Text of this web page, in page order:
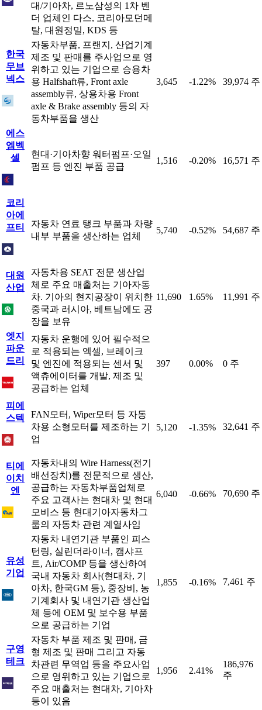
대/기아차, 르노삼성의 1차 벤
더 업체인 다스, 코리아모던메
탈, 대원정밀, KDS 등
한국
무브
넥스
자동차부품, 프랜지, 산업기계
제조 및 판매를 주사업으로 영
위하고 있는 기업으로 승용차
용 Halfshaft류, Front axle
assembly류, 상용차용 Front
axle & Brake assembly 등의 자
동차부품을 생산
3,645 -1.22% 39,974 주
에스
엠벡
셀
현대·기아차향 워터펌프·오일
펌프 등 엔진 부품 공급
1,516 -0.20% 16,571 주
코리
아에
프티
자동차 연료 탱크 부품과 차량
내부 부품을 생산하는 업체
5,740 -0.52% 54,687 주
대원
산업
자동차용 SEAT 전문 생산업
체로 주요 매출처는 기아자동
차. 기아의 현지공장이 위치한
중국과 러시아, 베트남에도 공
장을 보유
11,690 1.65% 11,991 주
엣지
파운
드리
자동차 운행에 있어 필수적으
로 적용되는 엑셀, 브레이크
및 엔진에 적용되는 센서 및
액츄에이터를 개발, 제조 및
공급하는 업체
397 0.00% 0 주
피에
스텍
FAN모터, Wiper모터 등 자동
차용 소형모터를 제조하는 기
업
5,120 -1.35% 32,641 주
티에
이치
엔
자동차내의 Wire Harness(전기
배선장치)를 전문적으로 생산,
공급하는 자동차부품업체로
주요 고객사는 현대차 및 현대
모비스 등 현대기아자동차그
룹의 자동차 관련 계열사임
6,040 -0.66% 70,690 주
유성
기업
자동차 내연기관 부품인 피스
턴링, 실린더라이너, 캠샤프
트, Air/COMP 등을 생산하여
국내 자동차 회사(현대차, 기
아차, 한국GM 등), 중장비, 농
기계회사 및 내연기관 생산업
체 등에 OEM 및 보수용 부품
으로 공급하는 기업
1,855 -0.16% 7,461 주
구영
테크
자동차 부품 제조 및 판매, 금
형 제조 및 판매 그리고 자동
차관련 무역업 등을 주요사업
으로 영위하고 있는 기업으로
주요 매출처는 현대차, 기아차
등이 있음
1,956 2.41%
186,976
주